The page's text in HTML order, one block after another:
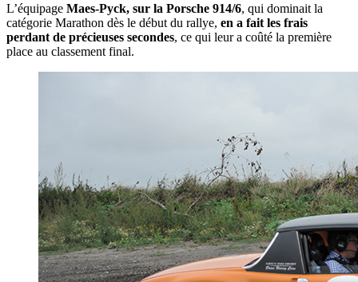
L’équipage Maes-Pyck, sur la Porsche 914/6, qui dominait la
catégorie Marathon dès le début du rallye, en a fait les frais
perdant de précieuses secondes, ce qui leur a coûté la première
place au classement final.